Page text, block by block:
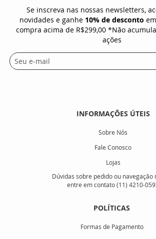
Se inscreva nas nossas newsletters,
novidades e ganhe 10% de desconto
compra acima de R$299,00 *Não
ações
INFORMAÇÕES ÚTEIS
Sobre Nós
Fale Conosco
Lojas
Dúvidas sobre pedido ou navegação
entre em contato (11) 4210-
POLÍTICAS
Formas de Pagamento